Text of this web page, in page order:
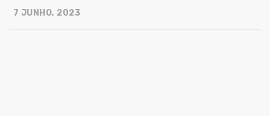
7 JUNHO, 2023